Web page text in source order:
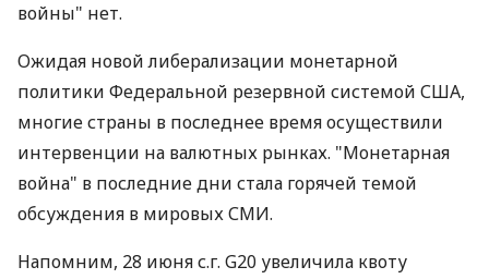
войны" нет.
Ожидая новой либерализации монетарной
политики Федеральной резервной системой США,
многие страны в последнее время осуществили
интервенции на валютных рынках. "Монетарная
война" в последние дни стала горячей темой
обсуждения в мировых СМИ.
Напомним, 28 июня с.г. G20 увеличила квоту